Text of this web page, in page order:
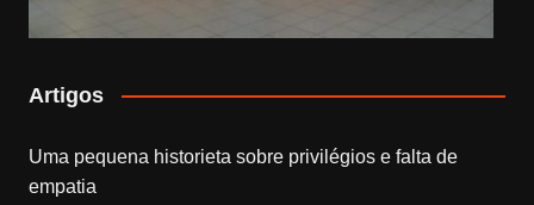
Artigos
Uma pequena historieta sobre privilégios e falta de
empatia